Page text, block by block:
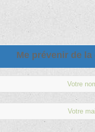
Me prévenir de